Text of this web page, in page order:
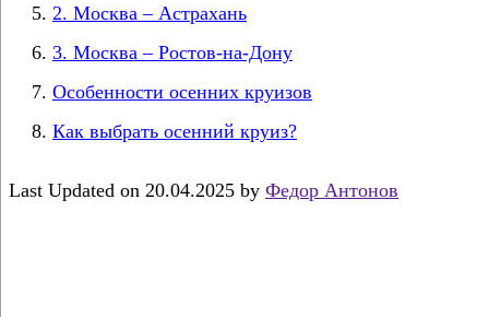
2. Москва – Астрахань
3. Москва – Ростов-на-Дону
Особенности осенних круизов
Как выбрать осенний круиз?
Last Updated on 20.04.2025 by Федор Антонов